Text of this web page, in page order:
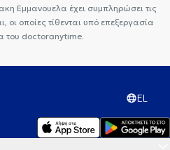
Εμμανουελα έχει συμπληρώσει τις
οποίες τίθενται υπό επεξεργασία
του doctoranytime.
EL